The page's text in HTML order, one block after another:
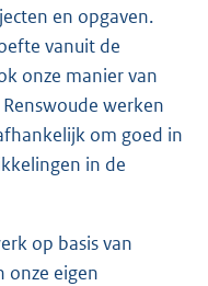
en opgaven.
vanuit de
onze manier van
werken
om goed in
in de
op basis van
onze eigen